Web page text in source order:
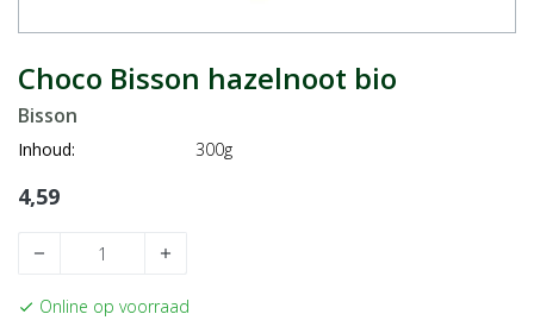
Choco Bisson hazelnoot bio
Bisson
Inhoud: 300g
4,59
remove add
check Online op voorraad